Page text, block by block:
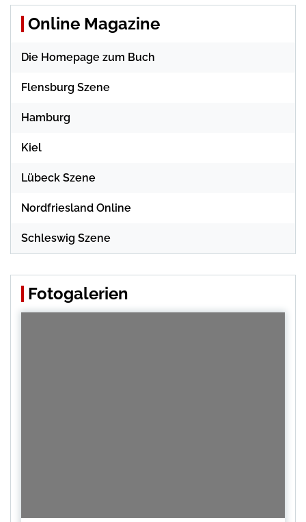
Online Magazine
Die Homepage zum Buch
Flensburg Szene
Hamburg
Kiel
Lübeck Szene
Nordfriesland Online
Schleswig Szene
Fotogalerien